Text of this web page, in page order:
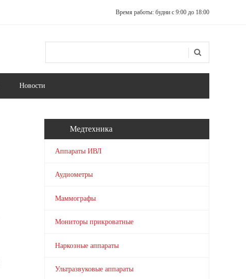
Время работы: будни с 9:00 до 18:00
Новости
Медтехника
Аппараты ИВЛ
Аудиометры
Маммографы
Мониторы прикроватные
Наркозные аппараты
Ультразвуковые аппараты